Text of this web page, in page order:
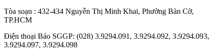
Tòa soạn : 432-434 Nguyễn Thị Minh Khai, Phường Bàn Cờ,
TP.HCM
Điện thoại Báo SGGP: (028) 3.9294.091, 3.9294.092, 3.9294.093,
3.9294.097, 3.9294.098